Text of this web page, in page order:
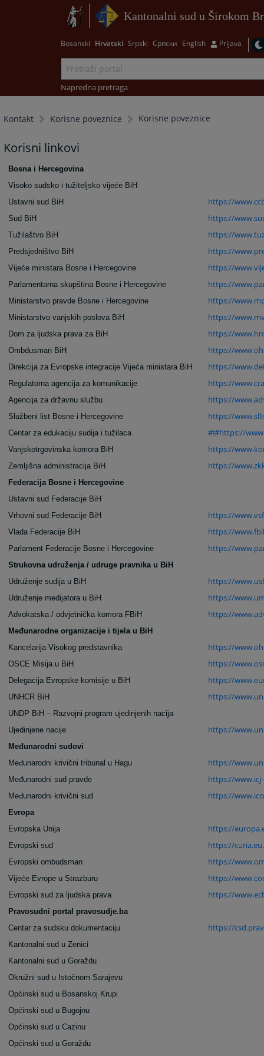
Kantonalni sud u Širokom
Bosanski Hrvatski Srpski Српски English Prijava
Napredna pretraga
Kontakt Korisne poveznice Korisne poveznice
Korisni linkovi
Bosna i Hercegovina
Visoko sudsko i tužiteljsko vijeće BiH
Ustavni sud BiH
https://
Sud BiH https://
Tužilaštvo BiH https://
Predsjedništvo BiH https://
Vijeće ministara Bosne i Hercegovine https://
Parlamentarna skupština Bosne i Hercegovine https://
Ministarstvo pravde Bosne i Hercegovine https://
Ministarstvo vanjskih poslova BiH https://
Dom za ljudska prava za BiH https://
Ombdusman BiH https://
Direkcija za Evropske integracije Vijeća ministara BiH https://
Regulatorna agencija za komunikacije https://
Agencija za državnu službu https://
Službeni list Bosne i Hercegovine https://
Centar za edukaciju sudija i tužilaca #!#https://
Vanjskotrgovinska komora BiH https://
Zemljišna administracija BiH https://
Federacija Bosne i Hercegovine
Ustavni sud Federacije BiH
Vrhovni sud Federacije BiH
https://
Vlada Federacije BiH https://
Parlament Federacije Bosne i Hercegovine https://
Strukovna udruženja / udruge pravnika u BiH
Udruženje sudija u BiH
https://
Udruženje medijatora u BiH https://
Advokatska / odvjetnička komora FBiH https://
Međunarodne organizacije i tijela u BiH
Kancelarija Visokog predstavnika
https://
OSCE Misija u BiH https://
Delegacija Evropske komisije u BiH https://
UNHCR BiH https://
UNDP BiH – Razvojni program ujedinjenih nacija
Ujedinjene nacije
https://
Međunarodni sudovi
Međunarodni krivični tribunal u Hagu
https://
Međunarodni sud pravde https://
Međunarodni krivični sud https://
Evropa
Evropska Unija
https://
Evropski sud https://
Evropski ombudsman https://
Vijeće Evrope u Strazburu https://
Evropski sud za ljudska prava https://
Pravosudni portal pravosudje.ba
Centar za sudsku dokumentaciju
https://
Kantonalni sud u Zenici
Kantonalni sud u Goraždu
Okružni sud u Istočnom Sarajevu
Općinski sud u Bosanskoj Krupi
Općinski sud u Bugojnu
Općinski sud u Cazinu
Općinski sud u Goraždu